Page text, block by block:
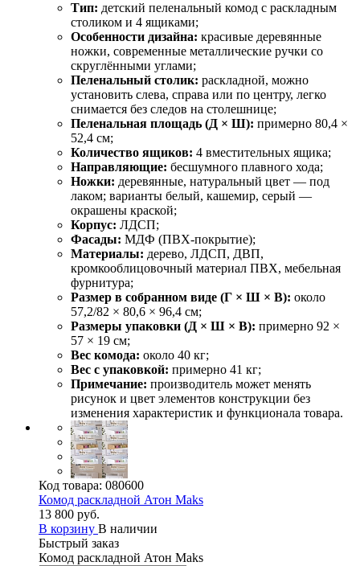
Тип: детский пеленальный комод с раскладным
столиком и 4 ящиками;
Особенности дизайна: красивые деревянные
ножки, современные металлические ручки со
скруглёнными углами;
Пеленальный столик: раскладной, можно
установить слева, справа или по центру, легко
снимается без следов на столешнице;
Пеленальная площадь (Д × Ш): примерно 80,4 ×
52,4 см;
Количество ящиков: 4 вместительных ящика;
Направляющие: бесшумного плавного хода;
Ножки: деревянные, натуральный цвет — под
лаком; варианты белый, кашемир, серый —
окрашены краской;
Корпус: ЛДСП;
Фасады: МДФ (ПВХ-покрытие);
Материалы: дерево, ЛДСП, ДВП,
кромкооблицовочный материал ПВХ, мебельная
фурнитура;
Размер в собранном виде (Г × Ш × В): около
57,2/82 × 80,6 × 96,4 см;
Размеры упаковки (Д × Ш × В): примерно 92 ×
57 × 19 см;
Вес комода: около 40 кг;
Вес с упаковкой: примерно 41 кг;
Примечание: производитель может менять
рисунок и цвет элементов конструкции без
изменения характеристик и функционала товара.
Код товара: 080600
Комод раскладной Атон Maks
13 800 руб.
В корзину В наличии
Быстрый заказ
Комод раскладной Атон Maks